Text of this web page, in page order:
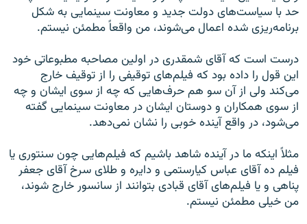
حد با سیاست‌های دولت جدید و معاونت سینمایی به شکل
برنامه‌ریزی شده اعمال می‌شوند، من واقعاً مطمئن نیستم.
درست است که آقای شمقدری در اولین مصاحبه مطبوعاتی خود
این قول را داده بود که فیلم‌های توقیفی را از توقیف خارج
می‌کند ولی از آن سو هم حرف‌هایی که چه از سوی ایشان و چه
از سوی همکاران و دوستان ایشان در معاونت سینمایی گفته
می‌شود، در واقع آینده خوبی را نشان نمی‌دهد.
مثلاً اینکه ما در آینده شاهد باشیم که فیلم‌هایی چون سنتوری یا
فیلم ده آقای عباس کیارستمی و دایره و طلای سرخ آقای جعفر
پناهی و یا فیلم‌های آقای قبادی بتوانند از سانسور خارج شوند،
من خیلی مطمئن نیستم.